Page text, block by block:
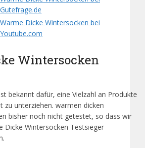
Gutefrage.de
Warme Dicke Wintersocken bei
Youtube.com
Wintersocken
bekannt dafür, eine Vielzahl an Produkte
zu unterziehen. warmen dicken
bisher noch nicht getestet, so dass wir
Dicke Wintersocken Testsieger